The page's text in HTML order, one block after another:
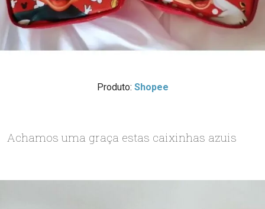
Produto: Shopee
Achamos uma graça estas caixinhas azuis